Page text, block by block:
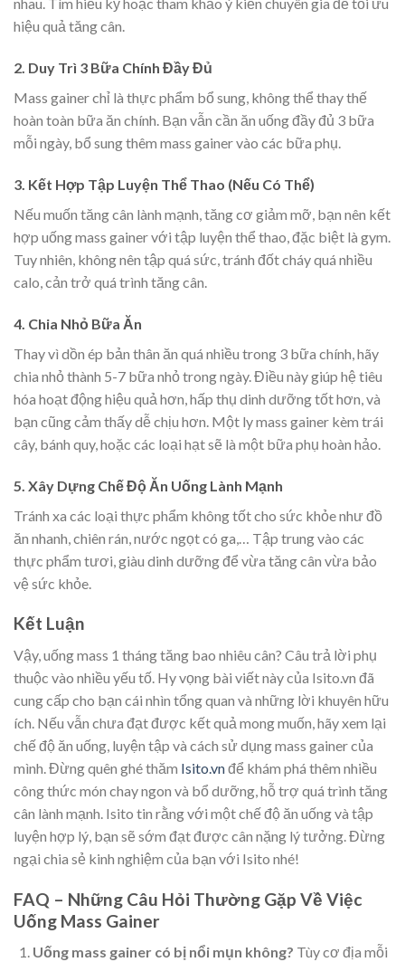
nhau. Tìm hiểu kỹ hoặc tham khảo ý kiến chuyên gia để tối ưu
hiệu quả tăng cân.
2. Duy Trì 3 Bữa Chính Đầy Đủ
Mass gainer chỉ là thực phẩm bổ sung, không thể thay thế
hoàn toàn bữa ăn chính. Bạn vẫn cần ăn uống đầy đủ 3 bữa
mỗi ngày, bổ sung thêm mass gainer vào các bữa phụ.
3. Kết Hợp Tập Luyện Thể Thao (Nếu Có Thể)
Nếu muốn tăng cân lành mạnh, tăng cơ giảm mỡ, bạn nên kết
hợp uống mass gainer với tập luyện thể thao, đặc biệt là gym.
Tuy nhiên, không nên tập quá sức, tránh đốt cháy quá nhiều
calo, cản trở quá trình tăng cân.
4. Chia Nhỏ Bữa Ăn
Thay vì dồn ép bản thân ăn quá nhiều trong 3 bữa chính, hãy
chia nhỏ thành 5-7 bữa nhỏ trong ngày. Điều này giúp hệ tiêu
hóa hoạt động hiệu quả hơn, hấp thụ dinh dưỡng tốt hơn, và
bạn cũng cảm thấy dễ chịu hơn. Một ly mass gainer kèm trái
cây, bánh quy, hoặc các loại hạt sẽ là một bữa phụ hoàn hảo.
5. Xây Dựng Chế Độ Ăn Uống Lành Mạnh
Tránh xa các loại thực phẩm không tốt cho sức khỏe như đồ
ăn nhanh, chiên rán, nước ngọt có ga,… Tập trung vào các
thực phẩm tươi, giàu dinh dưỡng để vừa tăng cân vừa bảo
vệ sức khỏe.
Kết Luận
Vậy, uống mass 1 tháng tăng bao nhiêu cân? Câu trả lời phụ
thuộc vào nhiều yếu tố. Hy vọng bài viết này của Isito.vn đã
cung cấp cho bạn cái nhìn tổng quan và những lời khuyên hữu
ích. Nếu vẫn chưa đạt được kết quả mong muốn, hãy xem lại
chế độ ăn uống, luyện tập và cách sử dụng mass gainer của
mình. Đừng quên ghé thăm Isito.vnđể khám phá thêm nhiều
công thức món chay ngon và bổ dưỡng, hỗ trợ quá trình tăng
cân lành mạnh. Isito tin rằng với một chế độ ăn uống và tập
luyện hợp lý, bạn sẽ sớm đạt được cân nặng lý tưởng. Đừng
ngại chia sẻ kinh nghiệm của bạn với Isito nhé!
FAQ – Những Câu Hỏi Thường Gặp Về Việc
Uống Mass Gainer
Uống mass gainer có bị nổi mụn không? Tùy cơ địa mỗi